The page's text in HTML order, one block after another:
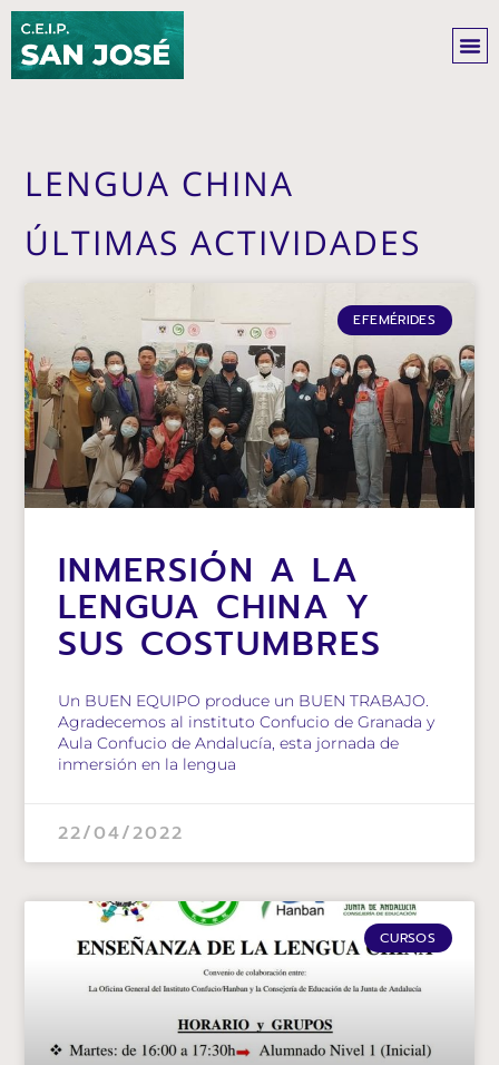
contenido
LENGUA CHINA
ÚLTIMAS ACTIVIDADES
EFEMÉRIDES
INMERSIÓN A LA
LENGUA CHINA Y
SUS COSTUMBRES
Un BUEN EQUIPO produce un BUEN TRABAJO.
Agradecemos al instituto Confucio de Granada y
Aula Confucio de Andalucía, esta jornada de
inmersión en la lengua
22/04/2022
CURSOS